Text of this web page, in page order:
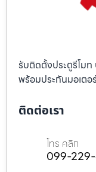
รับติดตั้งประตูรีโม
พร้อมประกันมอเตอ
ติดต่อเรา
โทร คลิก
099-